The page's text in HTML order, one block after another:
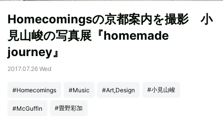
Homecomingsの京都案内を撮影 小
見山峻の写真展『homemade
journey』
2017.07.26 Wed
#Homecomings #Music #Art,Design #小見山峻
#McGuffin #畳野彩加